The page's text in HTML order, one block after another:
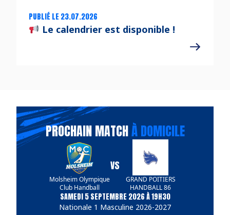
PUBLIÉ LE 23.07.2026
Le calendrier est disponible !
PROCHAIN MATCHÀ DOMICILE
Molsheim Olympique
Club Handball
VS
GRAND POITIERS
HANDBALL 86
SAMEDI 5 SEPTEMBRE 2026 À 19H30
Nationale 1 Masculine 2026-2027